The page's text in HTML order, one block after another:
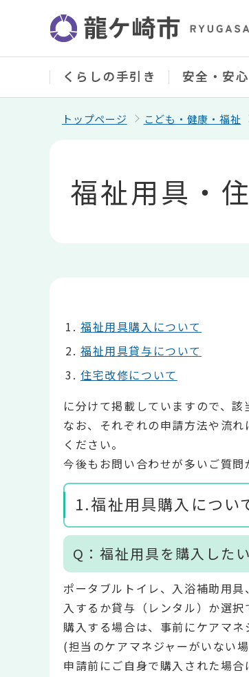
ジ
くらしの手引き 安全・安心
トップページ こども・健康・福祉
福祉用具・
福祉用具購入について
福祉用具貸与について
住宅改修について
に分けて掲載していますので、該
なお、それぞれの申請方法や流れ
ください。
今後もお問い合わせが多いご質問
1.福祉用具購入につい
Q：福祉用具を購入した
ポータブルトイレ、入浴補助用
入するか貸与（レンタル）か選
購入する場合は、事前にケアマネ
(担当のケアマネジャーがいない
申請前にご自身で購入された場合